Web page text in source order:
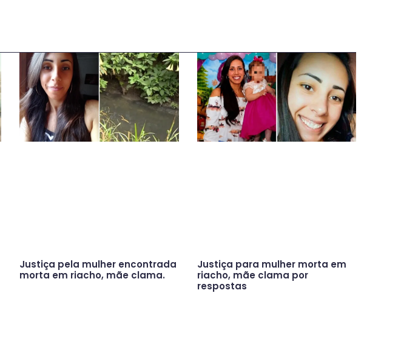
Justiça pela mulher encontrada
morta em riacho, mãe clama.
Justiça para mulher morta em
riacho, mãe clama por
respostas